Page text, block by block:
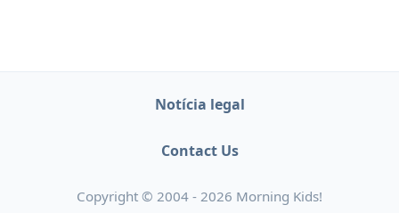
Notícia legal
Contact Us
Copyright © 2004 - 2026 Morning Kids!